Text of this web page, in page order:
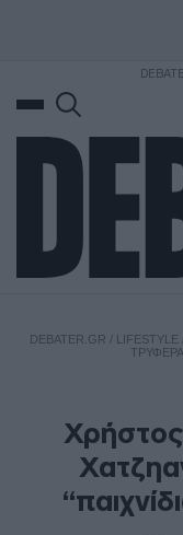
DEBATER.GR / LIFESTYLE